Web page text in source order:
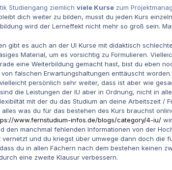
Studiengang ziemlich viele Kursezum
dich weiter zu bilden, musst du jeden Kurs
wird der Lerneffekt nicht mehr so groß sein.
gibt es auch an der UI Kurse mit didaktisch
Material, um es vorsichtig zu Formulieren.
eine Weiterbildung gemacht hast, bist du eben
falschen Erwartungshaltungen enttäuscht worden.
persönlich sehr weiter, dass ist aber wie
die Leistungen der IU aber in Ordnung, nicht in
mit der du das Studium an deine Arbeitszeit /
was du für das bestehen des Kurs brauchst
www.fernstudium-infos.de/blogs/category/4-iu/
den manchmal fehlenden Informationen von der
und du kriegst über umwege dann doch die
du in allen Fächern nach dem bestehen keinen
eine zweite Klausur verbessern.